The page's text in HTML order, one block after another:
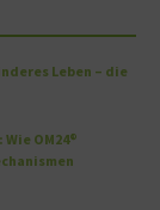
Leben – die
OM24®